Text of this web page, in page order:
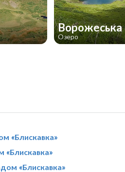
Ворожеська
Озеро
«Блискавка»
«Блискавка»
«Блискавка»